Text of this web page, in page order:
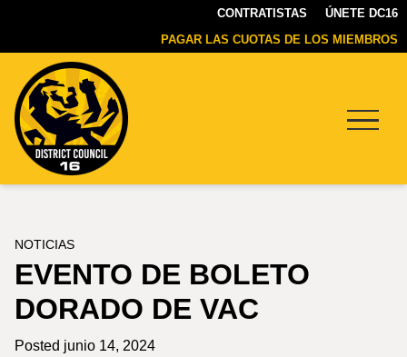
CONTRATISTAS
ÚNETE DC16
PAGAR LAS CUOTAS DE LOS MIEMBROS
NOTICIAS
EVENTO DE BOLETO
DORADO DE VAC
Posted junio 14, 2024